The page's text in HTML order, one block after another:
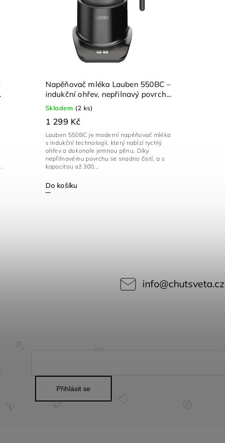
Napěňovač mléka Lauben 550BC –
indukční ohřev, nepřilnavý povrch,
300 ml
Skladem (2 ks)
1 299 Kč
Do košíku
Lauben 550BC je moderní napěňovač mléka
s indukční technologií, který nabízí rychlý
ohřev a dokonale jemnou pěnu. Díky
nepřilnavému povrchu se snadno čistí, a s
kapacitou až 300...
info@chutsveta.cz
Přihlásit se